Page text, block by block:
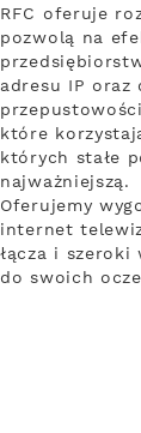
RFC oferuje
pozwolą na
adresu IP oraz
które
których stałe
najważniejszą.
Oferujemy
internet
łącza i szeroki
do swoich